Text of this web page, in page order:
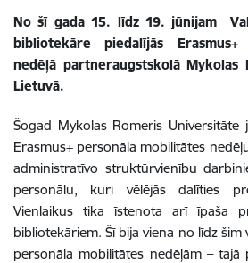
No šī gada 15. līdz 19. jūnijam
bibliotekāre piedalījās Erasmus+
nedēļā partneraugstskolā Mykolas
Lietuvā.
Šogad Mykolas Romeris
Erasmus+ personāla mobilitātes
administratīvo struktūrvienību
personālu, kuri vēlējās dalīties
Vienlaikus tika īstenota arī īpaša
bibliotekāriem. Šī bija viena no līdz šim
personāla mobilitātes nedēļām – tajā